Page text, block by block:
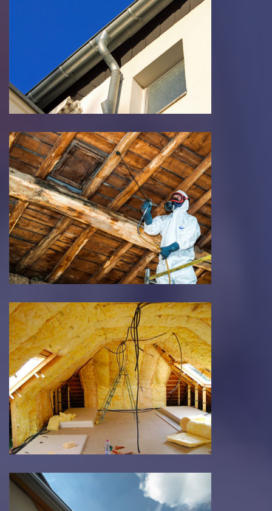
Pose et nettoyage de
gouttière
Traitement de charpente
Isolations des combles